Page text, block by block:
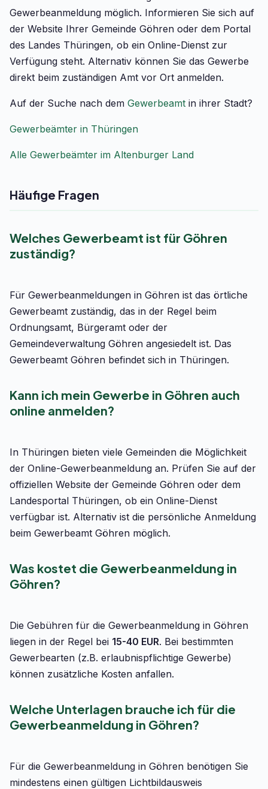
Gewerbeanmeldung möglich. Informieren Sie sich auf
der Website Ihrer Gemeinde Göhren oder dem Portal
des Landes Thüringen, ob ein Online-Dienst zur
Verfügung steht. Alternativ können Sie das Gewerbe
direkt beim zuständigen Amt vor Ort anmelden.
Auf der Suche nach dem Gewerbeamt in ihrer Stadt?
Gewerbeämter in Thüringen
Alle Gewerbeämter im Altenburger Land
Häufige Fragen
Welches Gewerbeamt ist für Göhren
zuständig?
Für Gewerbeanmeldungen in Göhren ist das örtliche
Gewerbeamt zuständig, das in der Regel beim
Ordnungsamt, Bürgeramt oder der
Gemeindeverwaltung Göhren angesiedelt ist. Das
Gewerbeamt Göhren befindet sich in Thüringen.
Kann ich mein Gewerbe in Göhren auch
online anmelden?
In Thüringen bieten viele Gemeinden die Möglichkeit
der Online-Gewerbeanmeldung an. Prüfen Sie auf der
offiziellen Website der Gemeinde Göhren oder dem
Landesportal Thüringen, ob ein Online-Dienst
verfügbar ist. Alternativ ist die persönliche Anmeldung
beim Gewerbeamt Göhren möglich.
Was kostet die Gewerbeanmeldung in
Göhren?
Die Gebühren für die Gewerbeanmeldung in Göhren
liegen in der Regel bei 15-40 EUR. Bei bestimmten
Gewerbearten (z.B. erlaubnispflichtige Gewerbe)
können zusätzliche Kosten anfallen.
Welche Unterlagen brauche ich für die
Gewerbeanmeldung in Göhren?
Für die Gewerbeanmeldung in Göhren benötigen Sie
mindestens einen gültigen Lichtbildausweis